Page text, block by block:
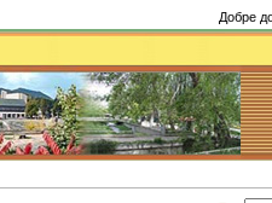
Добре